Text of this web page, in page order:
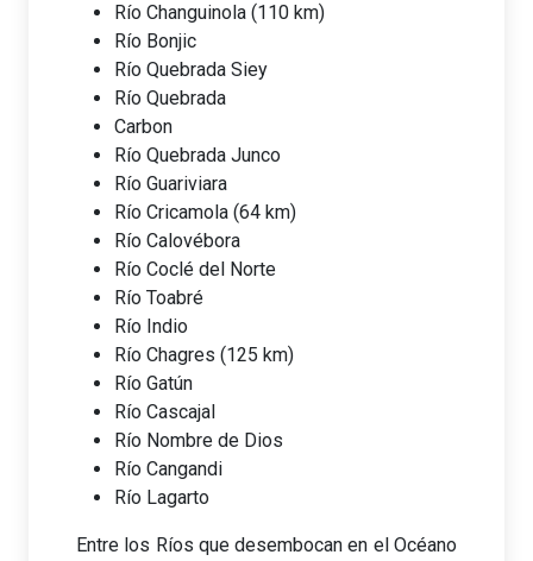
Río Changuinola (110 km)
Río Bonjic
Río Quebrada Siey
Río Quebrada
Carbon
Río Quebrada Junco
Río Guariviara
Río Cricamola (64 km)
Río Calovébora
Río Coclé del Norte
Río Toabré
Río Indio
Río Chagres (125 km)
Río Gatún
Río Cascajal
Río Nombre de Dios
Río Cangandi
Río Lagarto
Entre los Ríos que desembocan en el Océano